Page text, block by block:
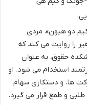
دو هیون»، مردی
را روایت می کند که
حقوق، به عنوان
استخدام می شود. او
ها، و دستکاری سهام
و طمع قرار می گیرد.